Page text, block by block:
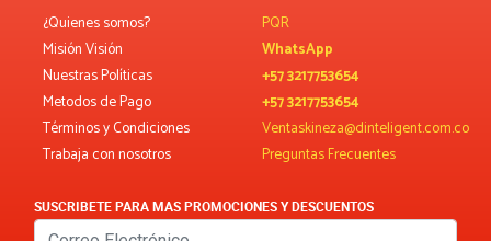
¿Quienes somos?
Misión Visión
Nuestras Políticas
Metodos de Pago
Términos y Condiciones
Trabaja con nosotros
PQR
WhatsApp
+57 3217753654
+57 3217753654
Ventaskineza@dinteligent.com.co
Preguntas Frecuentes
SUSCRIBETE PARA MAS PROMOCIONES Y DESCUENTOS